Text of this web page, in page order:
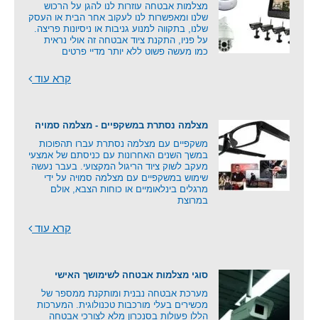
מצלמות אבטחה עוזרות לנו להגן על הרכוש
שלנו ומאפשרות לנו לעקוב אחר הבית או העסק
שלנו, בתקווה למנוע גניבות או ניסיונות פריצה.
על פניו, התקנת ציוד אבטחה זה אולי נראית
כמו מעשה פשוט ללא יותר מדיי פרטים
קרא עוד
מצלמה נסתרת במשקפיים - מצלמה סמויה
משקפיים עם מצלמה נסתרת עברו תהפוכות
במשך השנים האחרונות עם כניסתם של אמצעי
מעקב לשוק ציוד הריגול המקצועי. בעבר נעשה
שימוש במשקפיים עם מצלמה סמויה על ידי
מרגלים בינלאומיים או כוחות הצבא, אולם
במרוצת
קרא עוד
סוגי מצלמות אבטחה לשימושך האישי
מערכת אבטחה נבנית ומותקנת ממספר של
מכשירים בעלי מורכבות טכנולוגית. המערכות
הללו פעולות בסנכרון מלא לצורכי אבטחה